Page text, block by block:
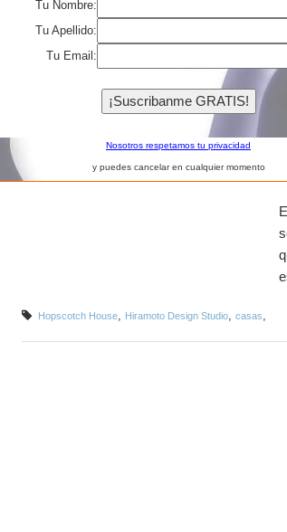
Hopscotch House, Hiramoto Design Studio, casas,
Tu Nombre:
Tu Apellido:
Tu Email:
Nosotros respetamos tu privacidad
y puedes cancelar en cualquier momento